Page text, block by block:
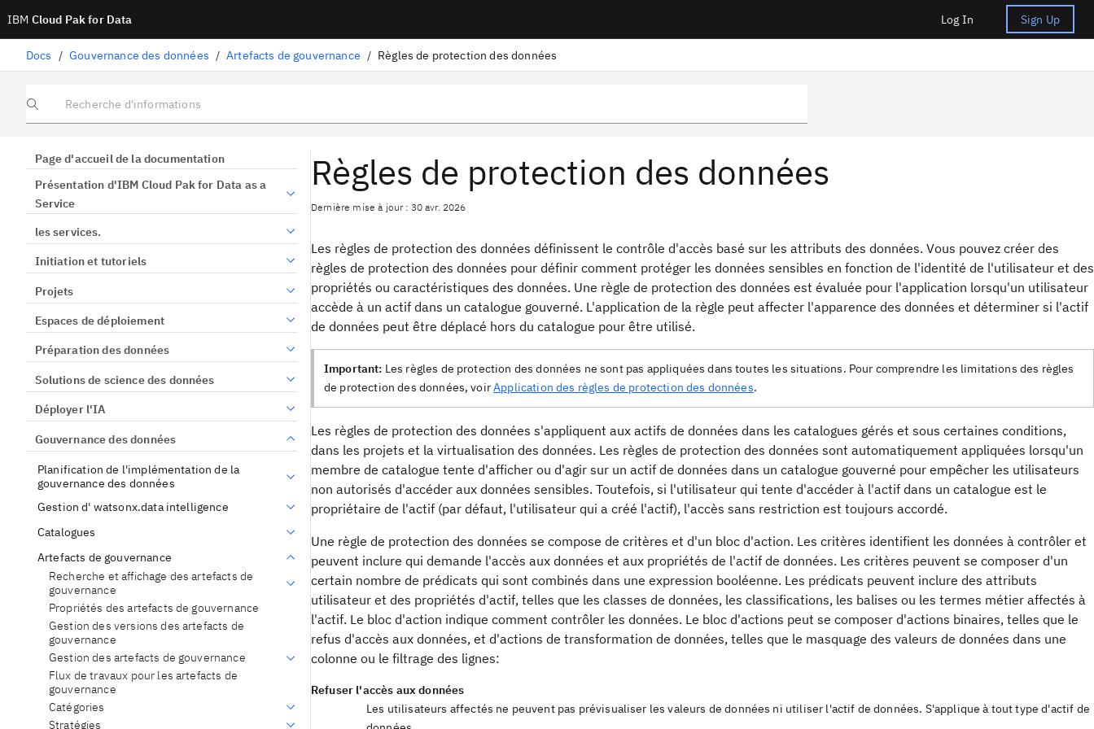
IBM Cloud Pak for Data Log In Sign Up
Docs / Gouvernance des données / Artefacts de gouvernance / Règles de protection des données
Recherche d'informations
Page d'accueil de la documentation
Présentation d'IBM Cloud Pak for Data as a
Service
les services.
Initiation et tutoriels
Projets
Espaces de déploiement
Préparation des données
Solutions de science des données
Déployer l'IA
Gouvernance des données
Planification de l'implémentation de la
gouvernance des données
Gestion d' watsonx.data intelligence
Catalogues
Artefacts de gouvernance
Recherche et affichage des artefacts de
gouvernance
Propriétés des artefacts de gouvernance
Gestion des versions des artefacts de
gouvernance
Gestion des artefacts de gouvernance
Flux de travaux pour les artefacts de
gouvernance
Catégories
Stratégies
Règles de protection des données
Dernière mise à jour : 30 avr. 2026
Les règles de protection des données définissent le contrôle d'accès basé sur les attributs des données. Vous pouvez créer des
règles de protection des données pour définir comment protéger les données sensibles en fonction de l'identité de l'utilisateur et des
propriétés ou caractéristiques des données. Une règle de protection des données est évaluée pour l'application lorsqu'un utilisateur
accède à un actif dans un catalogue gouverné. L'application de la règle peut affecter l'apparence des données et déterminer si l'actif
de données peut être déplacé hors du catalogue pour être utilisé.
Important: Les règles de protection des données ne sont pas appliquées dans toutes les situations. Pour comprendre les limitations des règles
de protection des données, voirApplication des règles de protection des données.
Les règles de protection des données s'appliquent aux actifs de données dans les catalogues gérés et sous certaines conditions,
dans les projets et la virtualisation des données. Les règles de protection des données sont automatiquement appliquées lorsqu'un
membre de catalogue tente d'afficher ou d'agir sur un actif de données dans un catalogue gouverné pour empêcher les utilisateurs
non autorisés d'accéder aux données sensibles. Toutefois, si l'utilisateur qui tente d'accéder à l'actif dans un catalogue est le
propriétaire de l'actif (par défaut, l'utilisateur qui a créé l'actif), l'accès sans restriction est toujours accordé.
Une règle de protection des données se compose de critères et d'un bloc d'action. Les critères identifient les données à contrôler et
peuvent inclure qui demande l'accès aux données et aux propriétés de l'actif de données. Les critères peuvent se composer d'un
certain nombre de prédicats qui sont combinés dans une expression booléenne. Les prédicats peuvent inclure des attributs
utilisateur et des propriétés d'actif, telles que les classes de données, les classifications, les balises ou les termes métier affectés à
l'actif. Le bloc d'action indique comment contrôler les données. Le bloc d'actions peut se composer d'actions binaires, telles que le
refus d'accès aux données, et d'actions de transformation de données, telles que le masquage des valeurs de données dans une
colonne ou le filtrage des lignes:
Refuser l'accès aux données
Les utilisateurs affectés ne peuvent pas prévisualiser les valeurs de données ni utiliser l'actif de données. S'applique à tout type d'actif de